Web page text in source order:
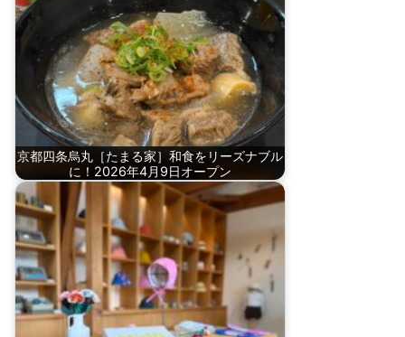
京都四条烏丸［たまる家］和食をリーズナブル
に！2026年4月9日オープン